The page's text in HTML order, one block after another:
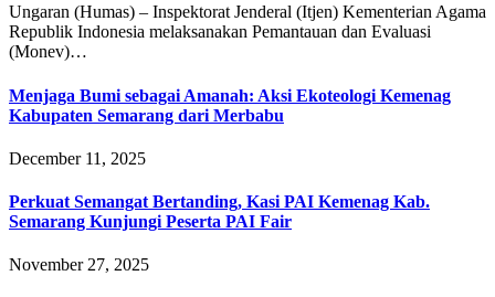
Ungaran (Humas) – Inspektorat Jenderal (Itjen) Kementerian Agama
Republik Indonesia melaksanakan Pemantauan dan Evaluasi
(Monev)…
Menjaga Bumi sebagai Amanah: Aksi Ekoteologi Kemenag
Kabupaten Semarang dari Merbabu
December 11, 2025
Perkuat Semangat Bertanding, Kasi PAI Kemenag Kab.
Semarang Kunjungi Peserta PAI Fair
November 27, 2025